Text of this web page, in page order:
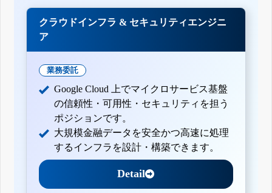
クラウドインフラ & セキュリティエンジニ
ア
業務委託
Google Cloud 上でマイクロサービス基盤
の信頼性・可用性・セキュリティを担う
ポジションです。
大規模金融データを安全かつ高速に処理
するインフラを設計・構築できます。
Detail